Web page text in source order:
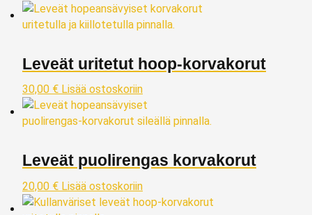
Leveät uritetut hoop‑korvakorut
30,00 € Lisää ostoskoriin
Leveät puolirengas korvakorut
20,00 € Lisää ostoskoriin